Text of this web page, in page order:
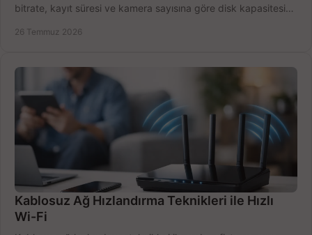
bitrate, kayıt süresi ve kamera sayısına göre disk kapasitesini
26 Temmuz 2026
Kablosuz Ağ Hızlandırma Teknikleri ile Hızlı
Wi-Fi